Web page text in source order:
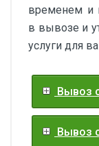
временем и
в вывозе и
услуги для
Вывоз
Вывоз